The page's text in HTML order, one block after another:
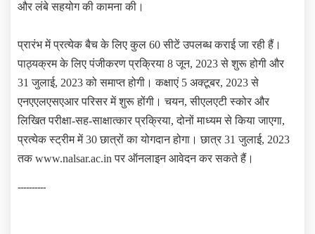
और लंबे सहयोग की कामना की।
प्रारंभ में प्रत्येक बैच के लिए कुल 60 सीटें उपलब्ध कराई जा रही हैं।
पाठ्यक्रम के लिए पंजीकरण प्रक्रिया 8 जून, 2023 से शुरू होगी और
31 जुलाई, 2023 को समाप्त होगी। कक्षाएं 5 अक्टूबर, 2023 से
एनएएलएसएआर परिसर में शुरू होंगी। चयन, सीएलएटी स्कोर और
लिखित परीक्षा-सह-साक्षात्कार प्रक्रिया, दोनों माध्यम से किया जाएगा,
प्रत्येक स्ट्रीम में 30 छात्रों का योगदान होगा। छात्र 31 जुलाई, 2023
तक www.nalsar.ac.in पर ऑनलाइन आवेदन कर सकते हैं।
----------